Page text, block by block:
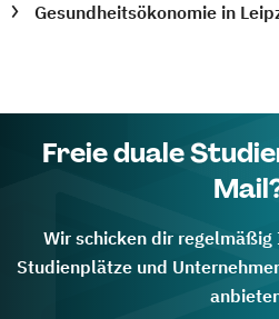
Gesundheitsökonomie in
Freie duale
Wir schicken dir
Studienplätze und